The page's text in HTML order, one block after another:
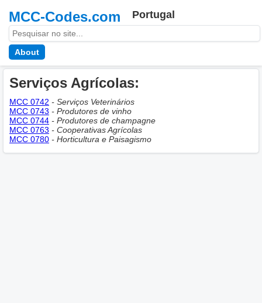
MCC-Codes.com Portugal
About
Serviços Agrícolas:
MCC 0742 - Serviços Veterinários
MCC 0743 - Produtores de vinho
MCC 0744 - Produtores de champagne
MCC 0763 - Cooperativas Agrícolas
MCC 0780 - Horticultura e Paisagismo